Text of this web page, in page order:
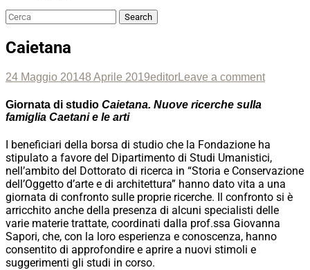
Search
Search
Caietana
Posted
24 Maggio 20148 Aprile 2019Author
editorLeave a comment
Giornata di studio Caietana. Nuove ricerche sulla
famiglia Caetani e le arti
I beneficiari della borsa di studio che la Fondazione ha
stipulato a favore del Dipartimento di Studi Umanistici,
nell’ambito del Dottorato di ricerca in “Storia e Conservazione
dell’Oggetto d’arte e di architettura” hanno dato vita a una
giornata di confronto sulle proprie ricerche. Il confronto si è
arricchito anche della presenza di alcuni specialisti delle
varie materie trattate, coordinati dalla prof.ssa Giovanna
Sapori, che, con la loro esperienza e conoscenza, hanno
consentito di approfondire e aprire a nuovi stimoli e
suggerimenti gli studi in corso.